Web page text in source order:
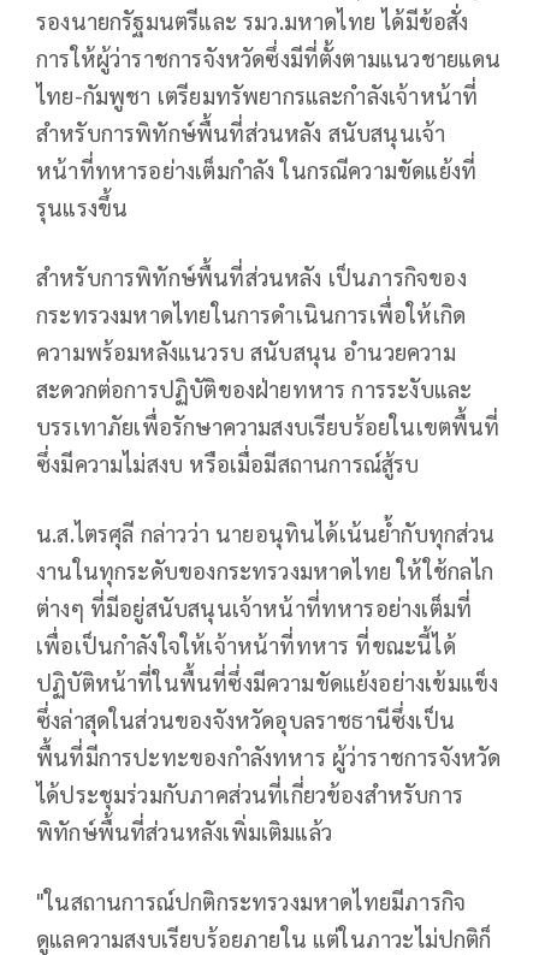
รองนายกรัฐมนตรีและ รมว.มหาดไทย ได้มีข้อสั่ง
การให้ผู้ว่าราชการจังหวัดซึ่งมีที่ตั้งตามแนวชายแดน
ไทย-กัมพูชา เตรียมทรัพยากรและกำลังเจ้าหน้าที่
สำหรับการพิทักษ์พื้นที่ส่วนหลัง สนับสนุนเจ้า
หน้าที่ทหารอย่างเต็มกำลัง ในกรณีความขัดแย้งที่
รุนแรงขึ้น
สำหรับการพิทักษ์พื้นที่ส่วนหลัง เป็นภารกิจของ
กระทรวงมหาดไทยในการดำเนินการเพื่อให้เกิด
ความพร้อมหลังแนวรบ สนับสนุน อำนวยความ
สะดวกต่อการปฏิบัติของฝ่ายทหาร การระงับและ
บรรเทาภัยเพื่อรักษาความสงบเรียบร้อยในเขตพื้นที่
ซึ่งมีความไม่สงบ หรือเมื่อมีสถานการณ์สู้รบ
น.ส.ไตรศุลี กล่าวว่า นายอนุทินได้เน้นย้ำกับทุกส่วน
งานในทุกระดับของกระทรวงมหาดไทย ให้ใช้กลไก
ต่างๆ ที่มีอยู่สนับสนุนเจ้าหน้าที่ทหารอย่างเต็มที่
เพื่อเป็นกำลังใจให้เจ้าหน้าที่ทหาร ที่ขณะนี้ได้
ปฏิบัติหน้าที่ในพื้นที่ซึ่งมีความขัดแย้งอย่างเข้มแข็ง
ซึ่งล่าสุดในส่วนของจังหวัดอุบลราชธานีซึ่งเป็น
พื้นที่มีการปะทะของกำลังทหาร ผู้ว่าราชการจังหวัด
ได้ประชุมร่วมกับภาคส่วนที่เกี่ยวข้องสำหรับการ
พิทักษ์พื้นที่ส่วนหลังเพิ่มเติมแล้ว
"ในสถานการณ์ปกติกระทรวงมหาดไทยมีภารกิจ
ดูแลความสงบเรียบร้อยภายใน แต่ในภาวะไม่ปกติก็